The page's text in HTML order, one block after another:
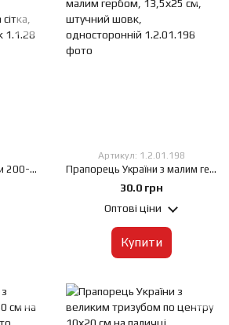
Великий прапор України 200-300 см,зшивний,прапорна сітка, люверси під флагшток
Артикул: 1.2.01.198
Прапорець України з малим гербом, 13,5х25 см, штучний шовк, односторонній
30.0 грн
Оптові ціни
Купити